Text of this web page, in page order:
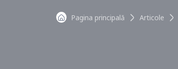
Pagina principală Articole